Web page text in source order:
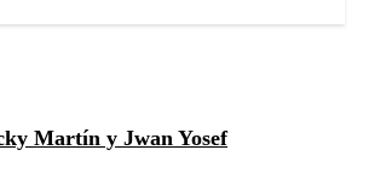
Martín y Jwan Yosef